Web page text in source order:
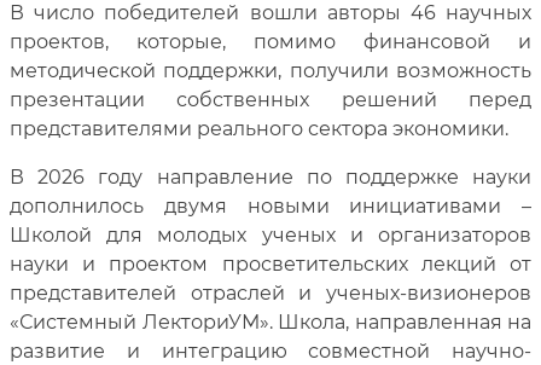
В число победителей вошли авторы 46 научных
проектов, которые, помимо финансовой и
методической поддержки, получили возможность
презентации собственных решений перед
представителями реального сектора экономики.
В 2026 году направление по поддержке науки
дополнилось двумя новыми инициативами –
Школой для молодых ученых и организаторов
науки и проектом просветительских лекций от
представителей отраслей и ученых-визионеров
«Системный ЛекториУМ». Школа, направленная на
развитие и интеграцию совместной научно-